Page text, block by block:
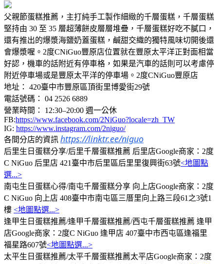
父親節蛋糕推薦，主打純手工製作細緻的千層蛋糕，千層蛋糕
堅持由 30 至 35 層超薄餅皮層層堆疊，千層蛋糕好吃不膩口，
還有推出的爆漿海鹽奶蓋蛋糕，鹹甜交織的獨特風味切開後還
會爆漿喔。2度CNiGuo豐原店位置就在豐原太平洋正對面相當
好認，機車的話附近有停車格，如果是汽車的話則可以考慮停
附近停車場或是豐原太平洋的停車場。2度CNiGuo豐原店
地址： 420臺中市豐原區頂街里博愛街29號
電話號碼： 04 2526 6889
營業時間： 12:30–20:00 週一公休
FB:https://www.facebook.com/2NiGuo?locale=zh_TW
IG: https://www.instagram.com/2niguo/
各間分店的資訊 https://linktr.ee/niguo
后里生日蛋糕分享/后里千層蛋糕推薦 后里店Google商家：2度
C NiGuo 后里店 421臺中市后里區后里里復興街63號<地圖點
選...>
南屯生日蛋糕心得/南屯千層蛋糕分享 向上店Google商家：2度
C NiGuo 向上店 408臺中市南屯區三厝里向上路三段61之3號1
樓 <地圖點選...>
逢甲生日蛋糕推薦/逢甲千層蛋糕推薦/西屯千層蛋糕推薦 逢甲
店Google商家：2度C NiGuo 逢甲店 407臺中市西屯區逢福里
福星路607號<地圖點選...>
太平生日蛋糕推薦/太平千層蛋糕推薦太平店Google商家：2度